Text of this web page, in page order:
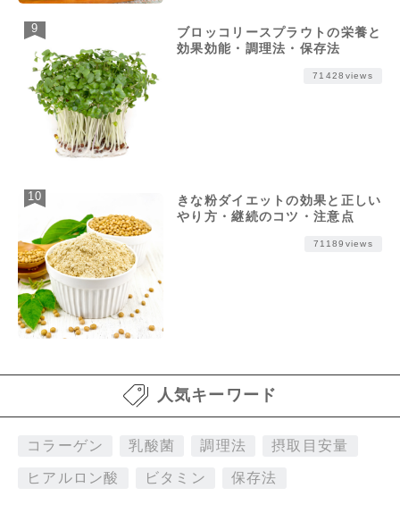
ブロッコリースプラウトの栄養と
効果効能・調理法・保存法
71428views
きな粉ダイエットの効果と正しい
やり方・継続のコツ・注意点
71189views
人気キーワード
コラーゲン 乳酸菌 調理法 摂取目安量
ヒアルロン酸 ビタミン 保存法